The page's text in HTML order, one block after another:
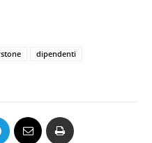
dipendenti